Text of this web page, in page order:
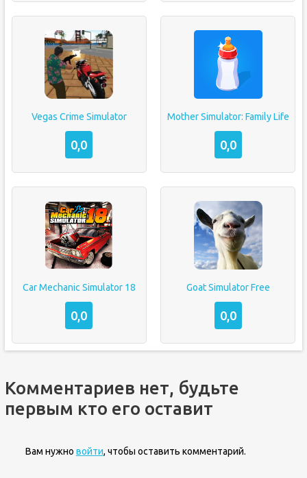
Vegas Crime Simulator
0,0
Mother Simulator: Family Life
0,0
Car Mechanic Simulator 18
0,0
Goat Simulator Free
0,0
Комментариев нет, будьте
первым кто его оставит
Вам нужно войти, чтобы оставить комментарий.